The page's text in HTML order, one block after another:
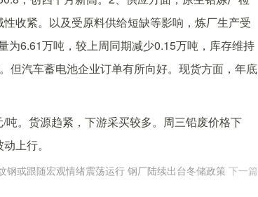
收紧。以及受原料供给短缺等影响，炼厂生产受
为6.61万吨，较上周同期减少0.15万吨，库存维持
但汽车蓄电池企业订单有所向好。现货方面，年底
。货源趋紧，下游采买较多。周三铅废价格下
上行。
钢或跟随宏观情绪震荡运行 钢厂陆续出台冬储政策 下一篇